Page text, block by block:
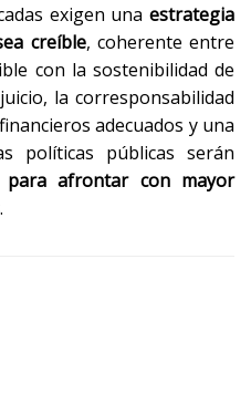
exigen una estrategia
creíble, coherente entre
con la sostenibilidad de
la corresponsabilidad
adecuados y una
políticas públicas serán
para afrontar con mayor
.